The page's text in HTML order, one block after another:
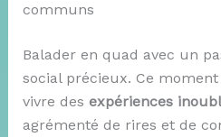
communs
Balader en quad avec un
social précieux. Ce
vivre des expériences
agrémenté de rires et de